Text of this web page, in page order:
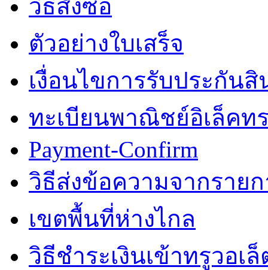
วิธีสั่งซื้อ
ตัวอย่างใบเสร็จ
เงื่อนไขการรับประกันสิ
ทะเบียนพาณิชย์อิเล็คท
Payment-Confirm
วิธีส่งข้อความจากราย
เขตพื้นที่ห่างไกล
วิธีชำระเงินเข้าทรูวอเล็